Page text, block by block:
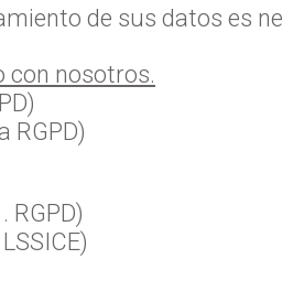
de sus datos es
con nosotros.
RGPD)